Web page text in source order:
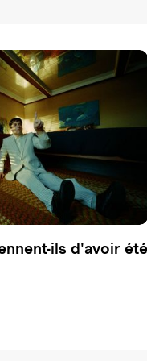
ils d'avoir été